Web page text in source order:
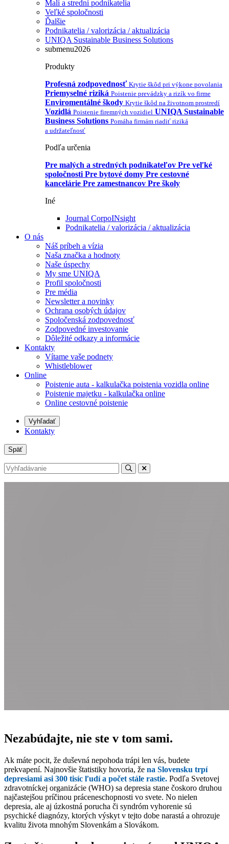
Malí a strední podnikatelia
Veľké spoločnosti
Ďalšie
Podnikatelia / valorizácia / aktualizácia
UNIQA Sustainable Business Solutions
submenu2026
Produkty
Profesná zodpovednosť Krytie škôd pri výkone povolania
Priemyselné riziká Poistenie prevádzky a rizík vo firme
Enviromentálné škody Krytie škôd na životnom prostredí
Vozidlá Poistenie firemných vozidiel UNIQA Sustainable
Business Solutions Pomáha firmám riadiť riziká
a udržateľnosť
Podľa určenia
Pre malých a stredných podnikateľov Pre veľké
spoločnosti Pre bytové domy Pre cestovné
kancelárie Pre zamestnancov Pre školy
Iné
Journal CorpoINsight
Podnikatelia / valorizácia / aktualizácia
O nás
Náš príbeh a vízia
Naša značka a hodnoty
Naše úspechy
My sme UNIQA
Profil spoločnosti
Pre média
Newsletter a novinky
Ochrana osobých údajov
Spoločenská zodpovednosť
Zodpovedné investovanie
Dôležité odkazy a informácie
Kontakty
Vítame vaše podnety
Whistleblower
Online
Poistenie auta - kalkulačka poistenia vozidla online
Poistenie majetku - kalkulačka online
Online cestovné poistenie
Vyhľadať
Kontakty
Späť
Nezabúdajte, nie ste v tom sami.
Ak máte pocit, že duševná nepohoda trápi len vás, budete
prekvapení. Najnovšie štatistiky hovoria, že na Slovensku trpí
depresiami asi 300 tisíc ľudí a počet stále rastie. Podľa Svetovej
zdravotníckej organizácie (WHO) sa depresia stane čoskoro druhou
najčastejšou príčinou práceneschopnosti vo svete. No nielen
depresia, ale aj úzkostná porucha či syndróm vyhorenie sú
psychické diagnózy, ktorých výskyt v tejto dobe narastá a ohrozuje
kvalitu života mnohým Slovenkám a Slovákom.